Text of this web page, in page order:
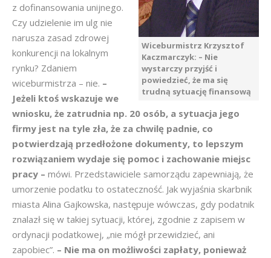
Wiceburmistrz Krzysztof
Kaczmarczyk: – Nie
wystarczy przyjść i
powiedzieć, że ma się
trudną sytuację finansową
z dofinansowania unijnego.
Czy udzielenie im ulg nie
narusza zasad zdrowej
konkurencji na lokalnym
rynku? Zdaniem
wiceburmistrza – nie. –
Jeżeli ktoś wskazuje we
wniosku, że zatrudnia np. 20 osób, a sytuacja jego
firmy jest na tyle zła, że za chwilę padnie, co
potwierdzają przedłożone dokumenty, to lepszym
rozwiązaniem wydaje się pomoc i zachowanie miejsc
pracy – mówi. Przedstawiciele samorządu zapewniają, że
umorzenie podatku to ostateczność. Jak wyjaśnia skarbnik
miasta Alina Gajkowska, następuje wówczas, gdy podatnik
znalazł się w takiej sytuacji, której, zgodnie z zapisem w
ordynacji podatkowej, „nie mógł przewidzieć, ani
zapobiec”. – Nie ma on możliwości zapłaty, ponieważ